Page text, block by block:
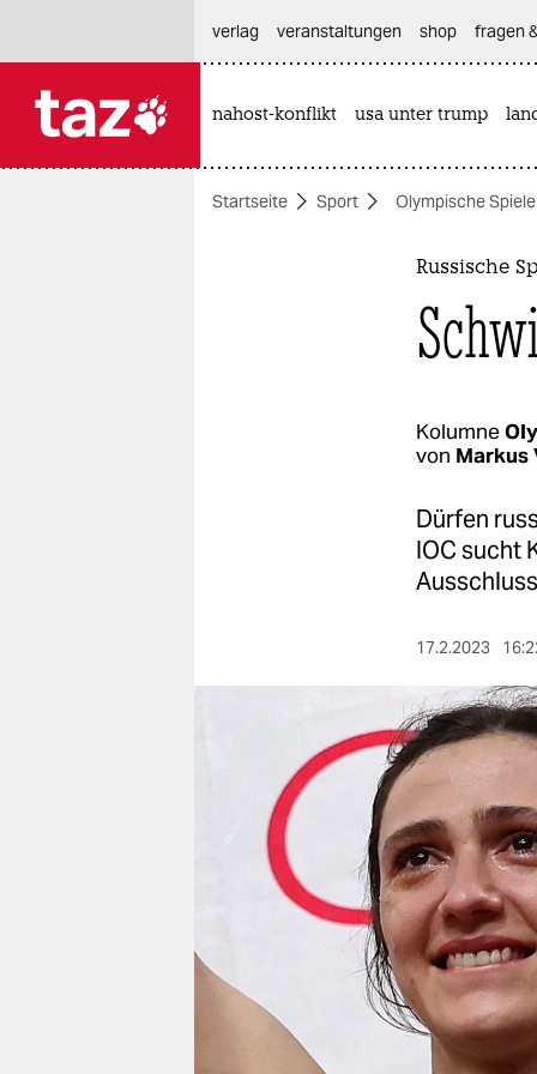
themen
veranstaltungen
fragen & hilfe
unterstützen
abo
genossenschaft
verlag
veranstaltungen shop fragen
nahost-konflikt usa unter trump
Startseite Sport Olympische
Russische
Kolumne
von Markus
Dürfen
IOC sucht
17.2.2023